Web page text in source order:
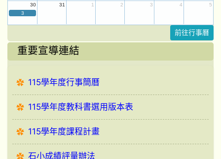
30 31 1 2 3 4
5
3
前往行事曆
重要宣導連結
115學年度行事簡曆
115學年度教科書選用版本表
115學年度課程計畫
石小成績評量辦法